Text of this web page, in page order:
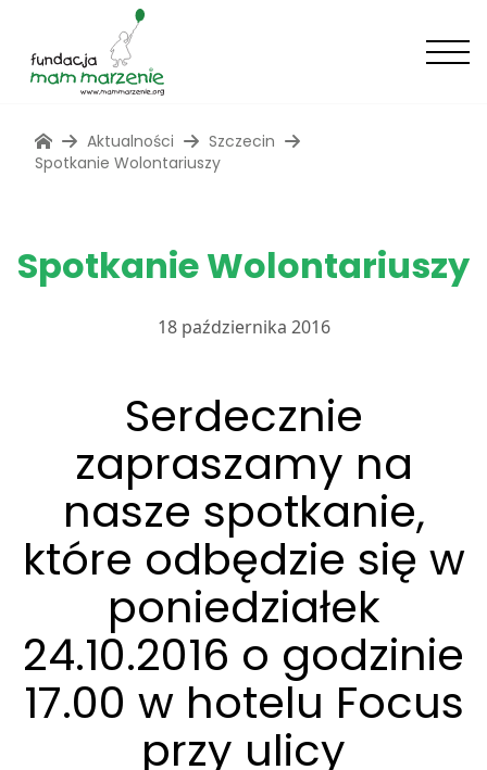
Aktualności
Szczecin
Spotkanie Wolontariuszy
Spotkanie Wolontariuszy
18 października 2016
Serdecznie
zapraszamy na
nasze spotkanie,
które odbędzie się w
poniedziałek
24.10.2016 o godzinie
17.00 w hotelu Focus
przy ulicy